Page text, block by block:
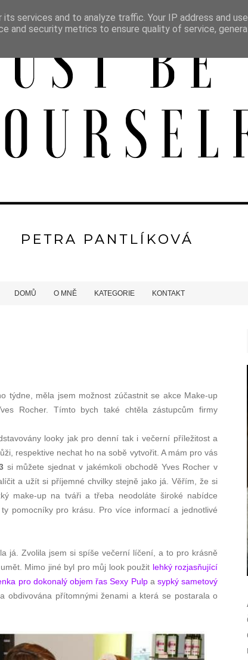
DOMŮ O MNĚ KATEGORIE KONTAKT
týdne, měla jsem možnost zúčastnit se akce Make-up
Rocher. Tímto bych také chtěla zástupcům firmy
looky jak pro denní tak i večerní příležitost a
respektive nechat ho na sobě vytvořit. A mám pro vás
si můžete sjednat v jakémkoli obchodě Yves Rocher v
a užít si příjemné chvilky stejně jako já. Věřím, že si
make-up na tváři a třeba neodoláte široké nabídce
pomocníky pro krásu. Pro více informací a jednotlivé
já. Zvolila jsem si spíše večerní líčení, a to pro krásně
Mimo jiné byl pro můj look použit lehký rozjasňující
pro dokonalý objem řas Sexy Pulpasypký sametový
obdivována přítomnými ženami a která se postarala o
services and to analyze traffic. Your IP address and
and security metrics to ensure quality of service,